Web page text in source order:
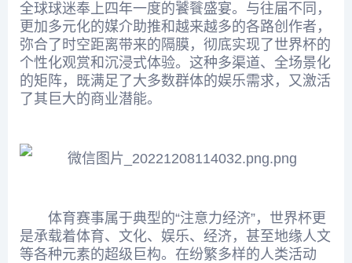
全球球迷奉上四年一度的饕餮盛宴。与往届不同，
更加多元化的媒介助推和越来越多的各路创作者，
弥合了时空距离带来的隔膜，彻底实现了世界杯的
个性化观赏和沉浸式体验。这种多渠道、全场景化
的矩阵，既满足了大多数群体的娱乐需求，又激活
了其巨大的商业潜能。
体育赛事属于典型的“注意力经济”，世界杯更
是承载着体育、文化、娱乐、经济，甚至地缘人文
等各种元素的超级巨构。在纷繁多样的人类活动